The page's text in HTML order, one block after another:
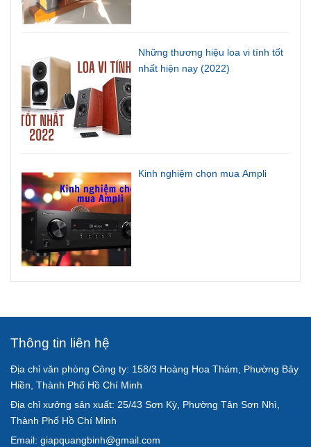
Những thương hiệu loa vi tính tốt
nhất hiện nay (2022)
Kinh nghiệm chọn mua Ampli
Thông tin liên hệ
Địa chỉ văn phòng Công ty: 158/3 Hoàng Hoa Thám, Phường Bảy
Hiền, Thành Phố Hồ Chí Minh
Địa chỉ xưởng sản xuất: 25/43 Sơn Kỳ, Phường Tân Sơn Nhì,
Thành Phố Hồ Chí Minh
Email: giapquangbinh@gmail.com